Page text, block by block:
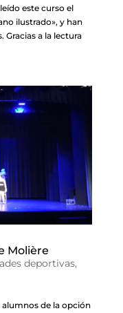
este curso el
ilustrado», y han
Gracias a la lectura
Molière
deportivas,
alumnos de la opción